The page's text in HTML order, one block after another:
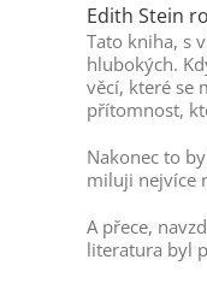
Edith Stein
Tato kniha, s
hlubokých.
věcí, které se
přítomnost,
Nakonec to
miluji nejvíce
A přece,
literatura byl